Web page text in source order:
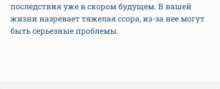
последствия уже в скором будущем. В вашей
жизни назревает тяжелая ссора, из-за нее могут
быть серьезные проблемы.